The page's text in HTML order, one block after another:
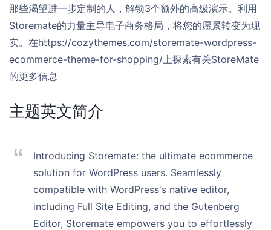
那些渴望进一步定制的人，解锁3个额外的高级演示。利用
Storemate的力量主导电子商务格局，将您的愿景转变为现
实。在https://cozythemes.com/storemate-wordpress-
ecommerce-theme-for-shopping/上探索有关StoreMate
的更多信息
主题英文简介
Introducing Storemate: the ultimate ecommerce
solution for WordPress users. Seamlessly
compatible with WordPress's native editor,
including Full Site Editing, and the Gutenberg
Editor, Storemate empowers you to effortlessly